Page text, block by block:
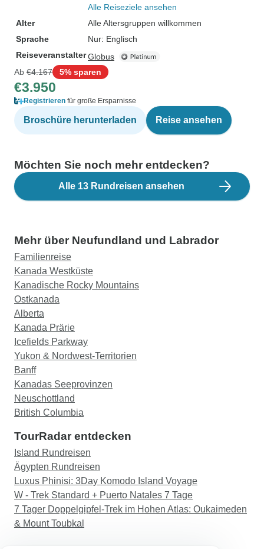
Alle Reiseziele ansehen
Alter
Alle Altersgruppen willkommen
Sprache
Nur: Englisch
ReiseveranstalterGlobus
Ab €4.167 5% sparen
€3.950
Registrieren für große Ersparnisse
Broschüre herunterladen Reise ansehen
Möchten Sie noch mehr entdecken?
Alle 13 Rundreisen ansehen
Mehr über Neufundland und Labrador
Familienreise
Kanada Westküste
Kanadische Rocky Mountains
Ostkanada
Alberta
Kanada Prärie
Icefields Parkway
Yukon & Nordwest-Territorien
Banff
Kanadas Seeprovinzen
Neuschottland
British Columbia
TourRadar entdecken
Island Rundreisen
Ägypten Rundreisen
Luxus Phinisi: 3Day Komodo Island Voyage
W - Trek Standard + Puerto Natales 7 Tage
7 Tager Doppelgipfel-Trek im Hohen Atlas: Oukaimeden
& Mount Toubkal